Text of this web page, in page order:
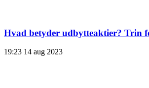
Hvad betyder udbytteaktier? Trin
19:23 14 aug 2023